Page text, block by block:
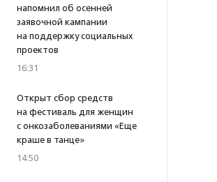
напомнил об осенней
заявочной кампании
на поддержку социальных
проектов
16:31
Открыт сбор средств
на фестиваль для женщин
с онкозаболеваниями «Еще
краше в танце»
14:50